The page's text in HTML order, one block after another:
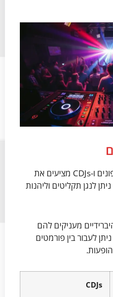
התקנים היברידיים עם פטיפונים ו-CDJs מציעים את
לנגן תקליטים וליהנות
מעניקים להם
לעבור בין פורמטים
CDJs